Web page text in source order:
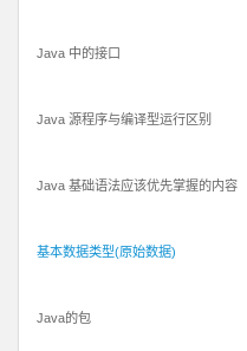
Java 中的接口
Java 源程序与编译型运行区别
Java 基础语法应该优先掌握的内容
基本数据类型(原始数据)
Java的包